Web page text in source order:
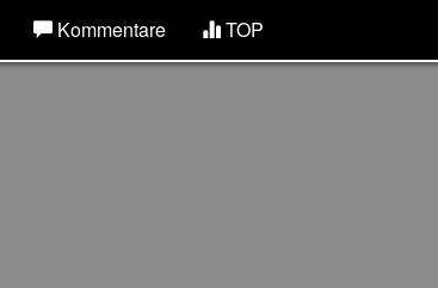
Kommentare TOP